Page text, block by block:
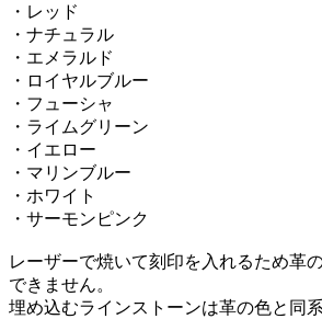
・レッド
・ナチュラル
・エメラルド
・ロイヤルブルー
・フューシャ
・ライムグリーン
・イエロー
・マリンブルー
・ホワイト
・サーモンピンク
レーザーで焼いて刻印を入れるため革
できません。
埋め込むラインストーンは革の色と同